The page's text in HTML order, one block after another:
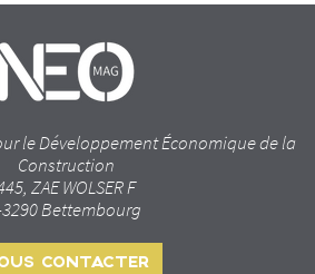
le Développement Économique de la
Construction
ZAE WOLSER F
3290 Bettembourg
CONTACTER